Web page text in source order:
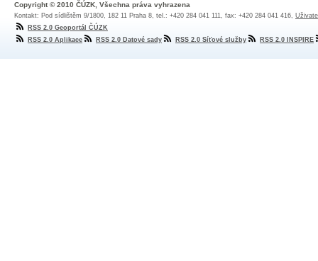
Copyright © 2010 ČÚZK, Všechna práva vyhrazena
Kontakt: Pod sídlištěm 9/1800, 182 11 Praha 8, tel.: +420 284 041 111, fax: +420 284 041 416,
RSS 2.0 Geoportál ČÚZK
RSS 2.0 Aplikace
RSS 2.0 Datové sady RSS 2.0 Síťové služby RSS 2.0 INSPIRE